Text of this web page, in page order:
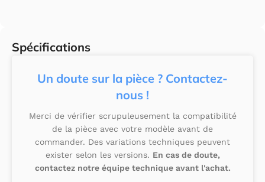
Spécifications
Un doute sur la pièce ? Contactez-
nous !
Merci de vérifier scrupuleusement la compatibilité
de la pièce avec votre modèle avant de
commander. Des variations techniques peuvent
exister selon les versions. En cas de doute,
contactez notre équipe technique avant l'achat.